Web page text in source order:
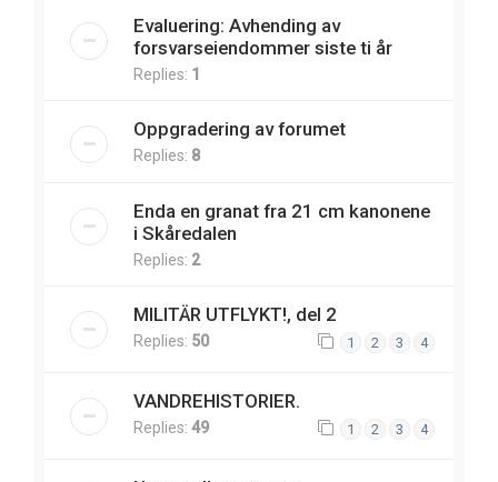
Evaluering: Avhending av
forsvarseiendommer siste ti år
Replies: 1
Oppgradering av forumet
Replies: 8
Enda en granat fra 21 cm kanonene
i Skåredalen
Replies: 2
MILITÄR UTFLYKT!, del 2
Replies: 50 1 2 3 4
VANDREHISTORIER.
Replies: 49 1 2 3 4